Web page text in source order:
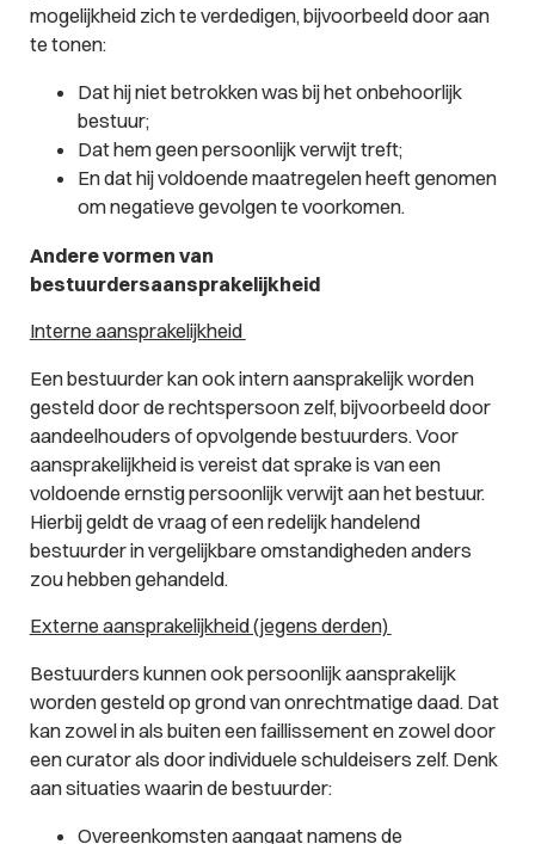
mogelijkheid zich te verdedigen, bijvoorbeeld door aan
te tonen:
Dat hij niet betrokken was bij het onbehoorlijk
bestuur;
Dat hem geen persoonlijk verwijt treft;
En dat hij voldoende maatregelen heeft genomen
om negatieve gevolgen te voorkomen.
Andere vormen van
bestuurdersaansprakelijkheid
Interne aansprakelijkheid
Een bestuurder kan ook intern aansprakelijk worden
gesteld door de rechtspersoon zelf, bijvoorbeeld door
aandeelhouders of opvolgende bestuurders. Voor
aansprakelijkheid is vereist dat sprake is van een
voldoende ernstig persoonlijk verwijt aan het bestuur.
Hierbij geldt de vraag of een redelijk handelend
bestuurder in vergelijkbare omstandigheden anders
zou hebben gehandeld.
Externe aansprakelijkheid (jegens derden)
Bestuurders kunnen ook persoonlijk aansprakelijk
worden gesteld op grond van onrechtmatige daad. Dat
kan zowel in als buiten een faillissement en zowel door
een curator als door individuele schuldeisers zelf. Denk
aan situaties waarin de bestuurder:
Overeenkomsten aangaat namens de